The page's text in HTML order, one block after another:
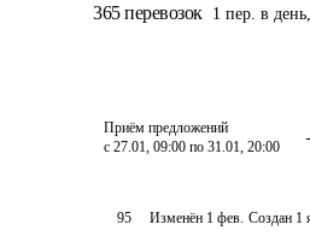
365 перевозок 1 пер. в день,
Приём предложений
с 27.01, 09:00 по 31.01, 20:00
95 Изменён 1 фев. Создан 1